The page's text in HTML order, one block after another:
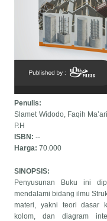
Penulis:
Slamet Widodo, Faqih
P.H
ISBN:--
Harga:70.000
SINOPSIS:
Penyusunan Buku ini
mendalami bidang ilmu
materi, yakni teori dasar
kolom, dan diagram